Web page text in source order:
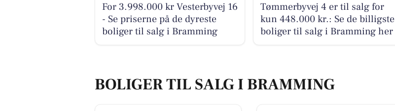
For 3.998.000 kr Vesterbyvej 16
- Se priserne på de dyreste
boliger til salg i Bramming
Tømmerbyvej 4 er til salg for
kun 448.000 kr.: Se de billigste
boliger til salg i Bramming her
BOLIGER TIL SALG I BRAMMING